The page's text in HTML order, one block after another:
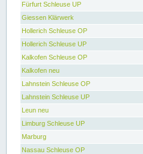
Fürfurt Schleuse UP
Giessen Klärwerk
Hollerich Schleuse OP
Hollerich Schleuse UP
Kalkofen Schleuse OP
Kalkofen neu
Lahnstein Schleuse OP
Lahnstein Schleuse UP
Leun neu
Limburg Schleuse UP
Marburg
Nassau Schleuse OP